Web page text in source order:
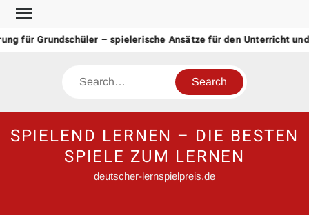
Skip
content
für Grundschüler – spielerische Ansätze für den Unterricht und
Search
SPIELEND LERNEN – DIE BESTEN
SPIELE ZUM LERNEN
deutscher-lernspielpreis.de